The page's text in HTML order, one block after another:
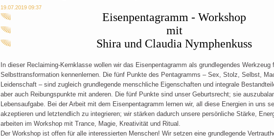
19.07.2019 09:37
Eisenpentagramm - Workshop
mit
Shira und Claudia Nymphenkuss
In dieser Reclaiming-Kernklasse wollen wir das Eisenpentagramm als grundlegendes Werkzeug
Selbsttransformation kennenlernen. Die fünf Punkte des Pentagramms – Sex, Stolz, Selbst,
Leidenschaft – sind zugleich grundlegende menschliche Eigenschaften und integrale
aber auch Reibungspunkte mit anderen. Die fünf Punkte sind unser Geburtsrecht; sie
Lebensaufgabe. Bei der Arbeit mit dem Eisenpentagramm lernen wir, all diese Energien in uns
akzeptieren und letztendlich zu integrieren; wir stärken dadurch unsere persönliche Stärke,
arbeiten im Workshop mit Trance, Magie, Kreativität und Ritual.
Der Workshop ist offen für alle interessierten Menschen! Wir setzen eine grundlegende